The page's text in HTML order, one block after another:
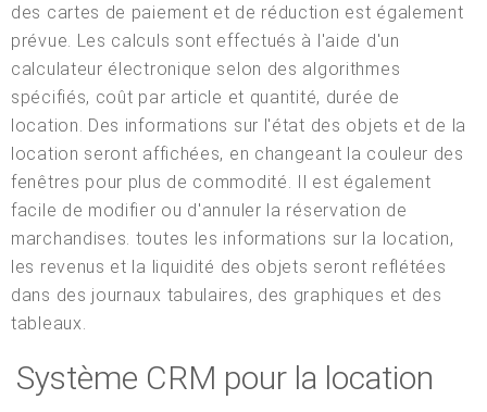
des cartes de paiement et de réduction est également
prévue. Les calculs sont effectués à l'aide d'un
calculateur électronique selon des algorithmes
spécifiés, coût par article et quantité, durée de
location. Des informations sur l'état des objets et de la
location seront affichées, en changeant la couleur des
fenêtres pour plus de commodité. Il est également
facile de modifier ou d'annuler la réservation de
marchandises. toutes les informations sur la location,
les revenus et la liquidité des objets seront reflétées
dans des journaux tabulaires, des graphiques et des
tableaux.
Système CRM pour la location